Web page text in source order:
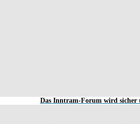
Das Inntram-Forum wird sicher